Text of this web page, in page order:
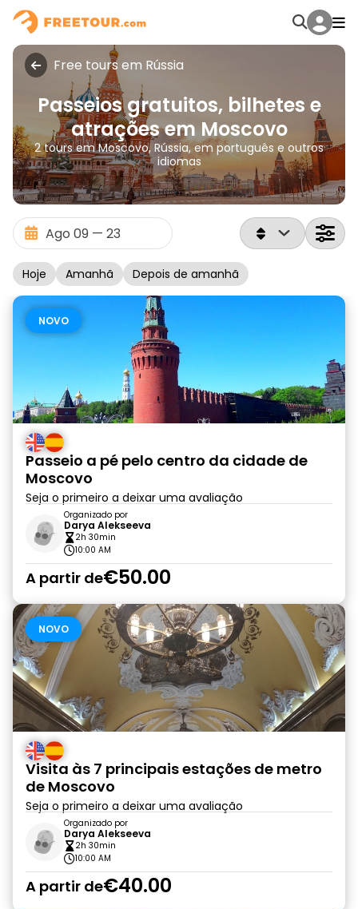
Free tours em Rússia
Passeios gratuitos, bilhetes e
atrações em Moscovo
2 tours em Moscovo, Rússia, em português e outros
idiomas
Hoje Amanhã Depois de amanhã
NOVO
Passeio a pé pelo centro da cidade de
Moscovo
Seja o primeiro a deixar uma avaliação
Organizado por
Darya Alekseeva
2h 30min
10:00 AM
A partir de€50.00
NOVO
Visita às 7 principais estações de metro
de Moscovo
Seja o primeiro a deixar uma avaliação
Organizado por
Darya Alekseeva
2h 30min
10:00 AM
A partir de€40.00